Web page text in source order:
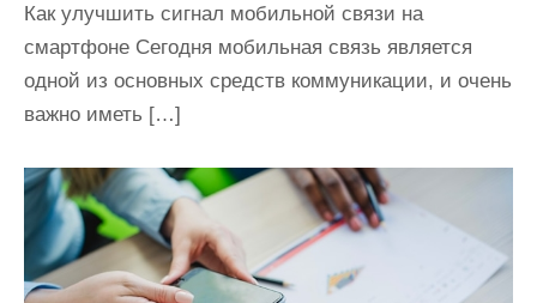
Как улучшить сигнал мобильной связи на
смартфоне Сегодня мобильная связь является
одной из основных средств коммуникации, и очень
важно иметь […]